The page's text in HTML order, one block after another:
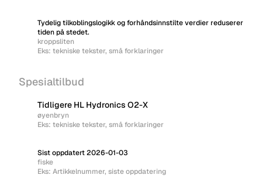
Tydelig tilkoblingslogikk og forhåndsinnstilte verdier reduserer
tiden på stedet.
kroppsliten
Eks: tekniske tekster, små forklaringer
Spesialtilbud
Tidligere HL Hydronics O2-X
øyenbryn
Eks: tekniske tekster, små forklaringer
Sist oppdatert 2026-01-03
fiske
Eks: Artikkelnummer, siste oppdatering